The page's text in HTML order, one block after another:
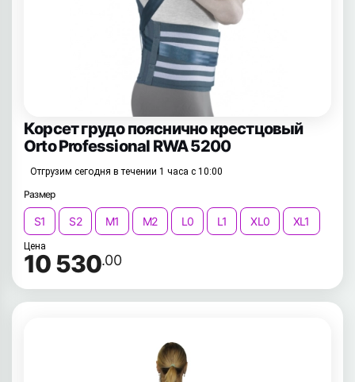
Корсет грудо пояснично крестцовый
Orto Professional RWA 5200
Отгрузим сегодня в течении 1 часа с 10:00
Размер
S1 S2 M1 M2 L0 L1 XL0 XL1
Цена
10 530.00